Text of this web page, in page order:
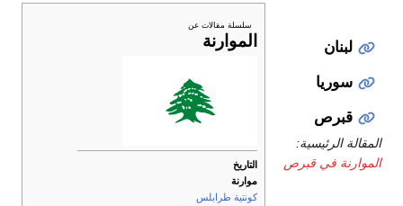
سلسلة مقالات عن
الموارنة
التاريخ
موارنة
كونتية طرابلس
لبنان
سوريا
قبرص
المقالة الرئيسية:
الموارنة في قبرص